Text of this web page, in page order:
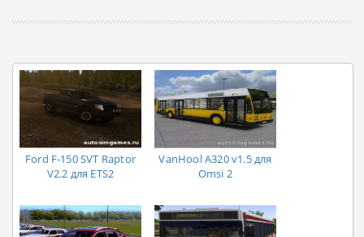
Ford F-150 SVT Raptor
V2.2 для ETS2
VanHool A320 v1.5 для
Omsi 2